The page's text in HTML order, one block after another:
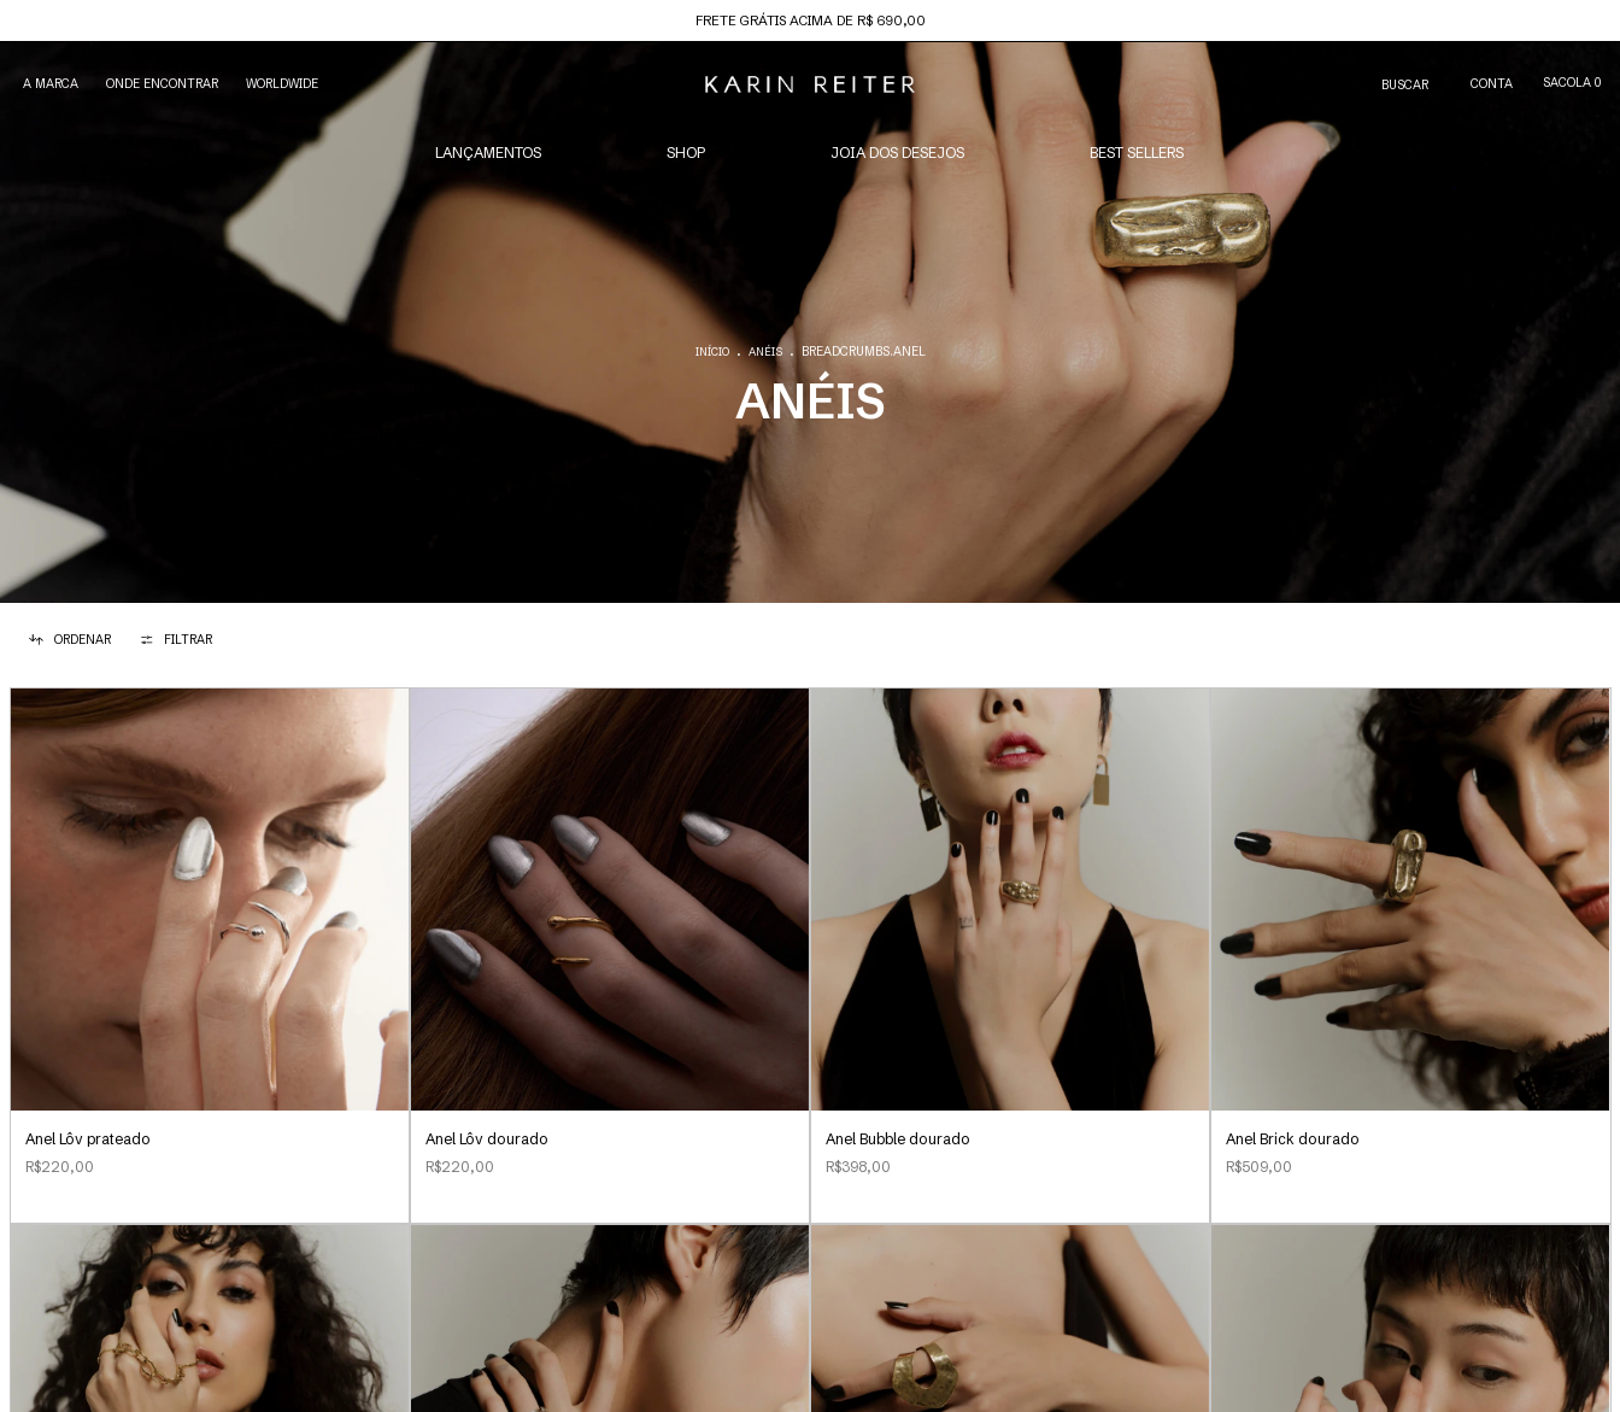
FRETE GRÁTIS ACIMA DE R$ 690,00
A MARCA ONDE ENCONTRAR WORLDWIDE BUSCAR CONTA SACOLA 0
LANÇAMENTOS SHOP JOIA DOS DESEJOS BEST SELLERS
INÍCIO . ANÉIS . BREADCRUMBS.ANEL
ANÉIS
ORDENAR FILTRAR
Anel Lôv prateado
R$220,00
Anel Lôv dourado
R$220,00
Anel Bubble dourado
R$398,00
Anel Brick dourado
R$509,00